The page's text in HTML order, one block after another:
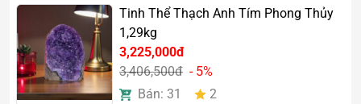
Giảm căng thẳng và áp lực
Tăng sự tập trung
Hỗ trợ tinh thần thư thái
Cải thiện chất lượng giấc ngủ
Thu hút may mắn và tài lộc
Tinh Thể Thạch Anh Tím Phong Thủy
1,29kg
3,225,000đ
3,406,500đ - 5%
Bán: 31
2